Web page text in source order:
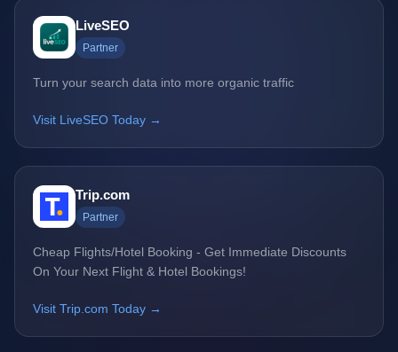
LiveSEO
Partner
Turn your search data into more organic traffic
Visit LiveSEO Today →
Trip.com
Partner
Cheap Flights/Hotel Booking - Get Immediate Discounts
On Your Next Flight & Hotel Bookings!
Visit Trip.com Today →